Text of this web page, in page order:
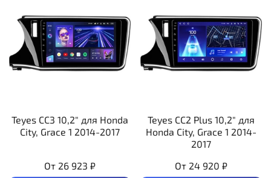
Teyes CC3 10,2" для Honda
City, Grace 1 2014-2017
От 26 923 ₽
Teyes CC2 Plus 10,2" для
Honda City, Grace 1 2014-
2017
От 24 920 ₽